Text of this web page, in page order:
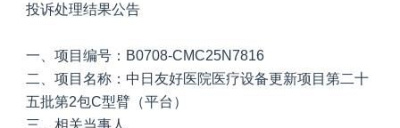
投诉处理结果公告
一、项目编号：B0708-CMC25N7816
二、项目名称：中日友好医院医疗设备更新项目第二十
五批第2包C型臂（平台）
三、相关当事人